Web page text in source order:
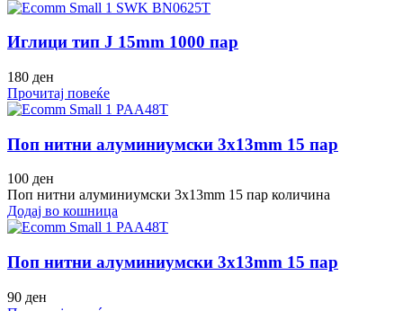
Иглици тип Ј 15mm 1000 пар
180 ден
Прочитај повеќе
Поп нитни алуминиумски 3x13mm 15 пар
100 ден
Поп нитни алуминиумски 3x13mm 15 пар количина
Додај во кошница
Поп нитни алуминиумски 3x13mm 15 пар
90 ден